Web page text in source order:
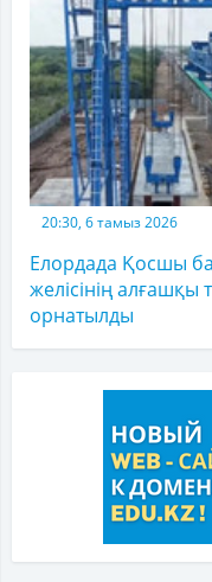
20:30, 6 тамыз 2026
Елордада Қосшы
желісінің алғашқы
орнатылды